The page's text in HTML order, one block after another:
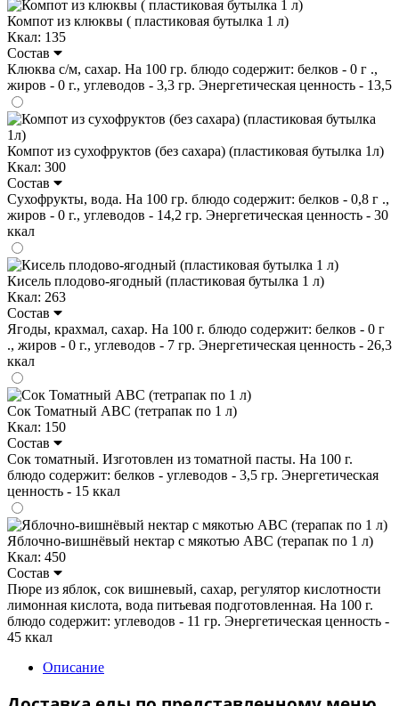
Компот из клюквы ( пластиковая бутылка 1 л)
Ккал: 135
Состав
Клюква с/м, сахар. На 100 гр. блюдо содержит: белков - 0 г .,
жиров - 0 г., углеводов - 3,3 гр. Энергетическая ценность - 13,5
Компот из сухофруктов (без сахара) (пластиковая бутылка 1л)
Ккал: 300
Состав
Сухофрукты, вода. На 100 гр. блюдо содержит: белков - 0,8 г .,
жиров - 0 г., углеводов - 14,2 гр. Энергетическая ценность - 30
ккал
Кисель плодово-ягодный (пластиковая бутылка 1 л)
Ккал: 263
Состав
Ягоды, крахмал, сахар. На 100 г. блюдо содержит: белков - 0 г
., жиров - 0 г., углеводов - 7 гр. Энергетическая ценность - 26,3
ккал
Сок Томатный ABC (тетрапак по 1 л)
Ккал: 150
Состав
Сок томатный. Изготовлен из томатной пасты. На 100 г.
блюдо содержит: белков - углеводов - 3,5 гр. Энергетическая
ценность - 15 ккал
Яблочно-вишнёвый нектар с мякотью ABC (терапак по 1 л)
Ккал: 450
Состав
Пюре из яблок, сок вишневый, сахар, регулятор кислотности
лимонная кислота, вода питьевая подготовленная. На 100 г.
блюдо содержит: углеводов - 11 гр. Энергетическая ценность -
45 ккал
Описание